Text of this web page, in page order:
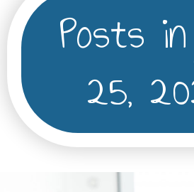
Posts
25,